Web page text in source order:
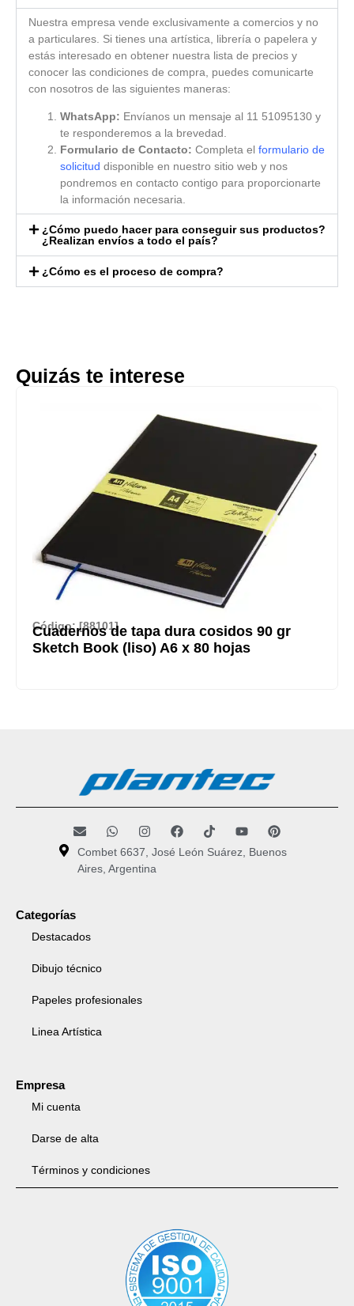
Nuestra empresa vende exclusivamente a comercios y no
a particulares. Si tienes una artística, librería o papelera y
estás interesado en obtener nuestra lista de precios y
conocer las condiciones de compra, puedes comunicarte
con nosotros de las siguientes maneras:
WhatsApp: Envíanos un mensaje al 11 51095130 y
te responderemos a la brevedad.
Formulario de Contacto: Completa el formulario de
solicitud disponible en nuestro sitio web y nos
pondremos en contacto contigo para proporcionarte
la información necesaria.
¿Cómo puedo hacer para conseguir sus productos?
¿Realizan envíos a todo el país?
¿Cómo es el proceso de compra?
Quizás te interese
Código: [88101]
Cuadernos de tapa dura cosidos 90 gr
Sketch Book (liso) A6 x 80 hojas
Combet 6637, José León Suárez, Buenos
Aires, Argentina
Categorías
Destacados
Dibujo técnico
Papeles profesionales
Linea Artística
Empresa
Mi cuenta
Darse de alta
Términos y condiciones